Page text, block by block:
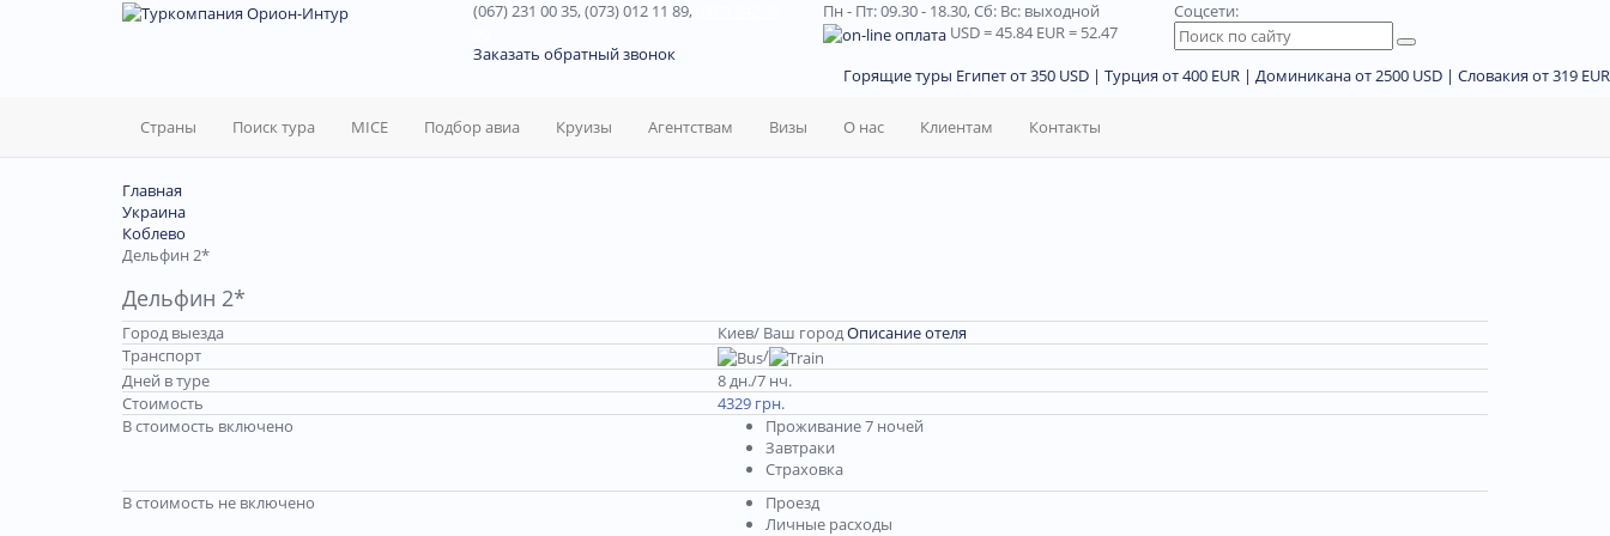
(067) 231 00 35, (073) 012 11 89,
Заказать обратный звонок
Пн - Пт: 09.30 - 18.30,Сб: Вс: выходной
USD= 45.84EUR= 52.47
Соцсети:
Горящие туры Египет от 350 USD | Турция от 400 EUR | Доминикана от 2500 USD | Словакия от 319 EUR
Страны Поиск тура MICE Подбор авиа Круизы Агентствам Визы О нас Клиентам Контакты
Главная
Украина
Коблево
Дельфин 2*
Дельфин 2*
Город выезда Киев/ Ваш городОписание отеля
Транспорт
/
Дней в туре
8 дн./7 нч.
Стоимость
4329 грн.
В стоимость включено
Проживание 7 ночей
Завтраки
Страховка
В стоимость не включено
Проезд
Личные расходы